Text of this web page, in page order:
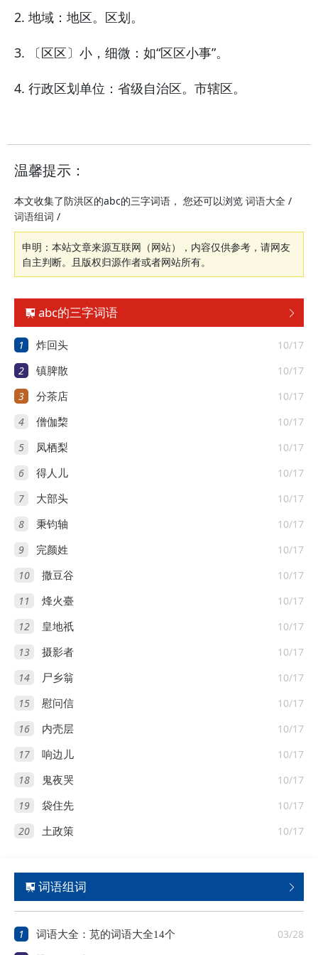
2. 地域：地区。区划。
3. 〔区区〕小，细微：如“区区小事”。
4. 行政区划单位：省级自治区。市辖区。
温馨提示：
本文收集了防洪区的abc的三字词语， 您还可以浏览 词语大全 /
词语组词 /
申明：本站文章来源互联网（网站），内容仅供参考，请网友
自主判断。且版权归源作者或者网站所有。

 abc的三字词语
1 10/17
炸回头
2 10/17
镇脾散
3 10/17
分茶店
4 10/17
僧伽棃
5 10/17
凤栖梨
6 10/17
得人儿
7 10/17
大部头
8 10/17
秉钧轴
9 10/17
完颜姓
10 10/17
撒豆谷
11 10/17
烽火臺
12 10/17
皇地祇
13 10/17
摄影者
14 10/17
尸乡翁
15 10/17
慰问信
16 10/17
内壳层
17 10/17
响边儿
18 10/17
鬼夜哭
19 10/17
袋住先
20 10/17
土政策

 词语组词
1 03/28
词语大全：苋的词语大全14个